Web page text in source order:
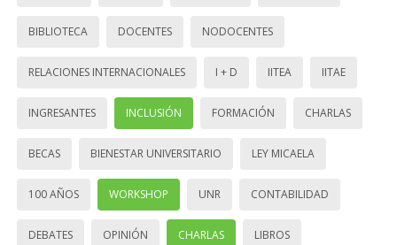
BIBLIOTECA DOCENTES NODOCENTES
RELACIONES INTERNACIONALES I + D IITEA IITAE
INGRESANTES INCLUSIÓN FORMACIÓN CHARLAS
BECAS BIENESTAR UNIVERSITARIO LEY MICAELA
100 AÑOS WORKSHOP UNR CONTABILIDAD
DEBATES OPINIÓN CHARLAS LIBROS